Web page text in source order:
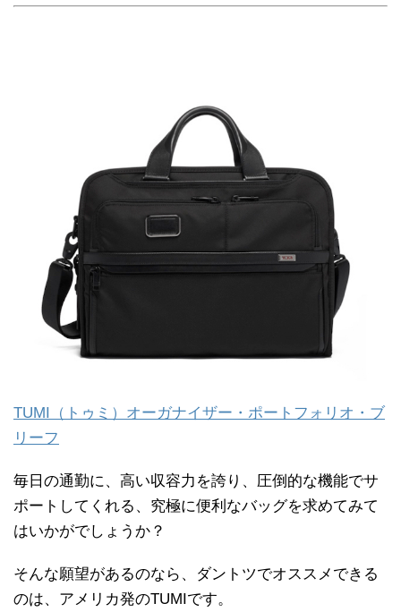
TUMI（トゥミ）オーガナイザー・ポートフォリオ・ブ
リーフ
毎日の通勤に、高い収容力を誇り、圧倒的な機能でサ
ポートしてくれる、究極に便利なバッグを求めてみて
はいかがでしょうか？
そんな願望があるのなら、ダントツでオススメできる
のは、アメリカ発のTUMIです。